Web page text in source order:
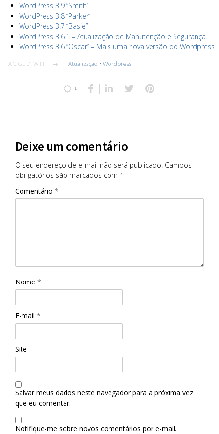
WordPress 3.9 “Smith”
WordPress 3.8 “Parker”
WordPress 3.7 “Basie”
WordPress 3.6.1 – Atualização de Manutenção e Segurança
WordPress 3.6 “Oscar” – Mais uma nova versão do Wordpress
TAGGED WITH → Atualização • Wordpress
0
Deixe um comentário
O seu endereço de e-mail não será publicado. Campos
obrigatórios são marcados com *
Comentário *
Nome *
E-mail *
Site
Salvar meus dados neste navegador para a próxima vez
que eu comentar.
Notifique-me sobre novos comentários por e-mail.